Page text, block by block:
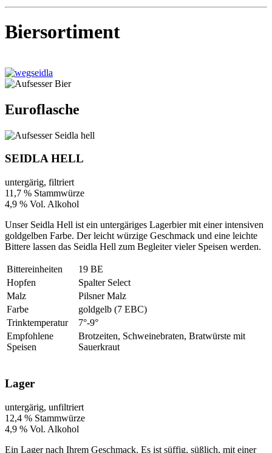
Biersortiment
Euroflasche
SEIDLA HELL
untergärig, filtriert
11,7 % Stammwürze
4,9 % Vol. Alkohol
Unser Seidla Hell ist ein untergäriges Lagerbier mit einer intensiven
goldgelben Farbe. Der leicht würzige Geschmack und eine leichte
Bittere lassen das Seidla Hell zum Begleiter vieler Speisen werden.
Bittereinheiten
19 BE
Hopfen
Spalter Select
Malz
Pilsner Malz
Farbe
goldgelb (7 EBC)
Trinktemperatur
7°-9°
Empfohlene
Speisen
Brotzeiten, Schweinebraten, Bratwürste mit
Sauerkraut
Lager
untergärig, unfiltriert
12,4 % Stammwürze
4,9 % Vol. Alkohol
Ein Lager nach Ihrem Geschmack. Es ist süffig, süßlich, mit einer